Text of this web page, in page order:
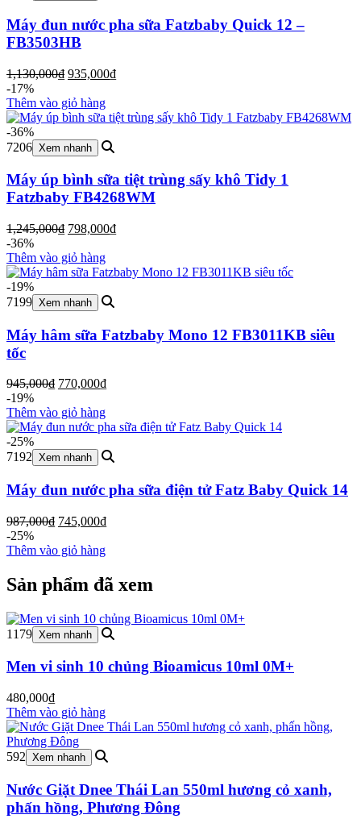
Máy đun nước pha sữa Fatzbaby Quick 12 –
FB3503HB
1,130,000₫ Giá
là:
1,130,000₫.
935,000₫Giá
là:
-17%
Thêm vào giỏ hàng
-36%
7206 Xem nhanh
Máy úp bình sữa tiệt trùng sấy khô Tidy 1
Fatzbaby FB4268WM
1,245,000₫ Giá
là:
1,245,000₫.
798,000₫Giá
là:
-36%
Thêm vào giỏ hàng
-19%
7199 Xem nhanh
Máy hâm sữa Fatzbaby Mono 12 FB3011KB siêu
tốc
945,000₫ Giá
là:
945,000₫.
770,000₫Giá
là:
-19%
Thêm vào giỏ hàng
-25%
7192 Xem nhanh
Máy đun nước pha sữa điện tử Fatz Baby Quick 14
987,000₫ Giá
là:
745,000₫Giá
745,000₫.
-25%
Thêm vào giỏ hàng
Sản phẩm đã xem
1179 Xem nhanh
Men vi sinh 10 chủng Bioamicus 10ml 0M+
480,000₫
Thêm vào giỏ hàng
592 Xem nhanh
Nước Giặt Dnee Thái Lan 550ml hương cỏ xanh,
phấn hồng, Phương Đông